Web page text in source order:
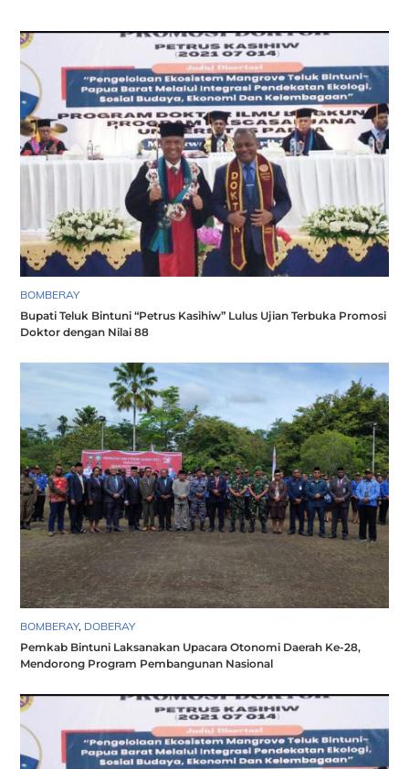
BOMBERAY
Bupati Teluk Bintuni “Petrus Kasihiw” Lulus Ujian Terbuka Promosi
Doktor dengan Nilai 88
BOMBERAY, DOBERAY
Pemkab Bintuni Laksanakan Upacara Otonomi Daerah Ke-28,
Mendorong Program Pembangunan Nasional